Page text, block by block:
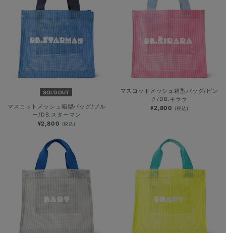
SOLD OUT
マスコットメッシュ箱型バッグ/ブル
ー/DB.スターマン
¥2,800 (税込)
マスコットメッシュ箱型バッグ/ピン
ク/DB.キララ
¥2,800 (税込)